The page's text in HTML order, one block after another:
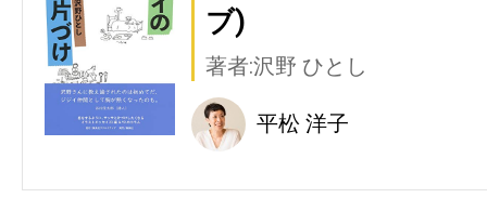
ブ)
著者:沢野 ひとし
平松 洋子